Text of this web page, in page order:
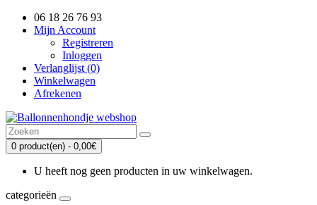
06 18 26 76 93
Mijn Account
Registreren
Inloggen
Verlanglijst (0)
Winkelwagen
Afrekenen
0 product(en) - 0,00€
U heeft nog geen producten in uw winkelwagen.
categorieën